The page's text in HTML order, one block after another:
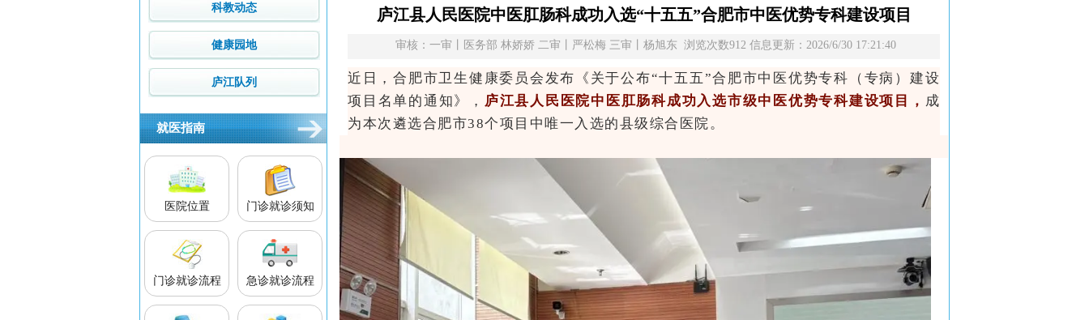
科教动态
健康园地
庐江队列
就医指南
医院位置 门诊就诊须知
门诊就诊流程 急诊就诊流程
庐江县人民医院中医肛肠科成功入选“十五五”合肥市中医优势专科建设项目
审核：一审丨医务部 林娇娇 二审丨严松梅 三审丨杨旭东 浏览次数912 信息更新：2026/6/30 17:21:40
近日，合肥市卫生健康委员会发布《关于公布“十五五”合肥市中医优势专科（专病）建设
项目名单的通知》， 庐江县人民医院中医肛肠科成功入选市级中医优势专科建设项目， 成
为本次遴选合肥市38个项目中唯一入选的县级综合医院。